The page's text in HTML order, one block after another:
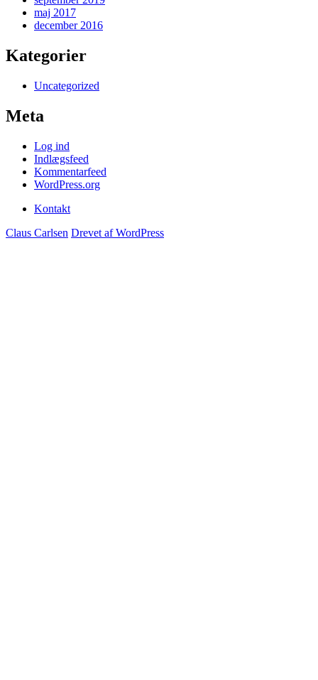
maj 2017
december 2016
Kategorier
Uncategorized
Meta
Log ind
Indlægsfeed
Kommentarfeed
WordPress.org
Kontakt
Claus Carlsen Drevet af WordPress